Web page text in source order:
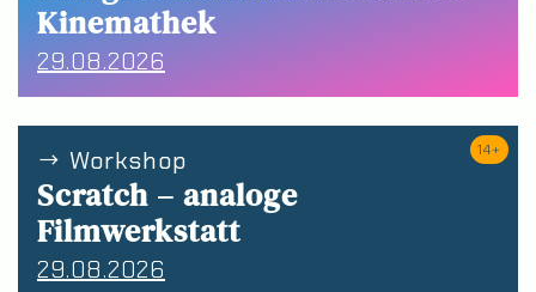
Kinemathek
29.08.2026
Workshop
Scratch – analoge
Filmwerkstatt
29.08.2026
14+